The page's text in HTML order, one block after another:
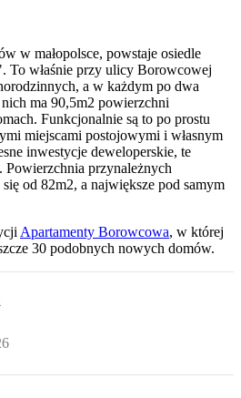
w małopolsce, powstaje osiedle
To właśnie przy ulicy Borowcowej
a w każdym po dwa
ma 90,5m2 powierzchni
Funkcjonalnie są to po prostu
miejscami postojowymi i własnym
inwestycje deweloperskie, te
Powierzchnia przynależnych
od 82m2, a największe pod samym
Apartamenty Borowcowa, w której
30 podobnych nowych domów.